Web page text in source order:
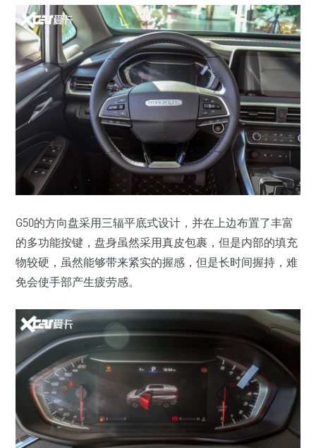
G50的方向盘采用三辐平底式设计，并在上边布置了丰富
的多功能按键，盘身虽然采用真皮包裹，但是内部的填充
物较硬，虽然能够带来紧实的握感，但是长时间握持，难
免会使手部产生疲劳感。